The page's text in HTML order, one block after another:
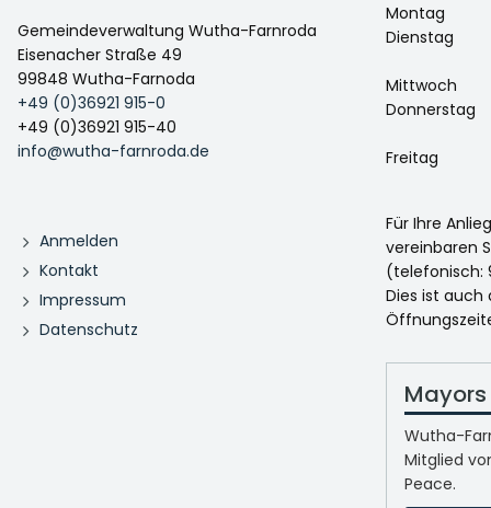
Gemeindeverwaltung Wutha-Farnroda
Eisenacher Straße 49
99848 Wutha-Farnoda
+49 (0)36921 915-0
+49 (0)36921 915-40
info@wutha-farnroda.de
Anmelden
Kontakt
Impressum
Datenschutz
Montag
Dienstag
Mittwoch
Donnerstag
Freitag
Für Ihre
vereinbaren
(telefonisch:
Dies ist auch
Wutha-
Mitglied
Peace.